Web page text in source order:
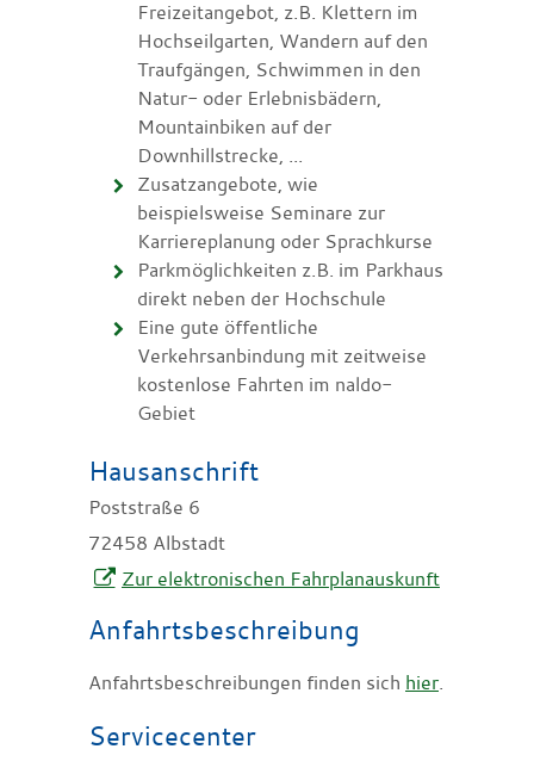
Freizeitangebot, z.B. Klettern im
Hochseilgarten, Wandern auf den
Traufgängen, Schwimmen in den
Natur- oder Erlebnisbädern,
Mountainbiken auf der
Downhillstrecke, ...
Zusatzangebote, wie
beispielsweise Seminare zur
Karriereplanung oder Sprachkurse
Parkmöglichkeiten z.B. im Parkhaus
direkt neben der Hochschule
Eine gute öffentliche
Verkehrsanbindung mit zeitweise
kostenlose Fahrten im naldo-
Gebiet
Hausanschrift
Poststraße 6
72458 Albstadt
Zur elektronischen Fahrplanauskunft
Anfahrtsbeschreibung
Anfahrtsbeschreibungen finden sich hier.
Servicecenter